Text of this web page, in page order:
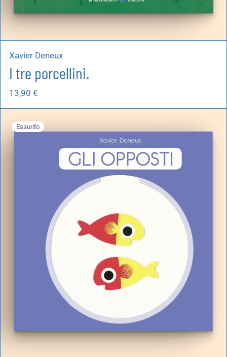
Xavier Deneux
I tre porcellini.
13,90 €
Esaurito